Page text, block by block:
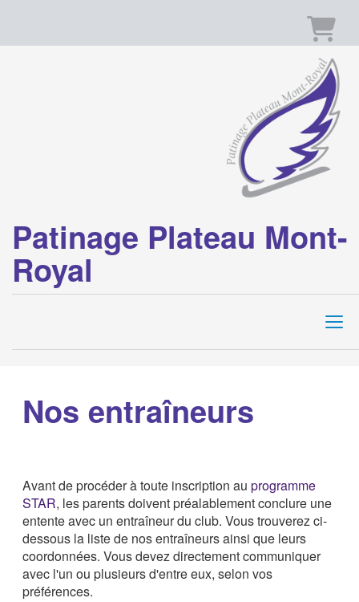
Panier
Patinage Plateau Mont-
Royal
Nos entraîneurs
Avant de procéder à toute inscription auprogramme
STAR, les parents doivent préalablement conclure une
entente avec un entraîneur du club. Vous trouverez ci-
dessous la liste de nos entraîneurs ainsi que leurs
coordonnées. Vous devez directement communiquer
avec l'un ou plusieurs d'entre eux, selon vos
préférences.